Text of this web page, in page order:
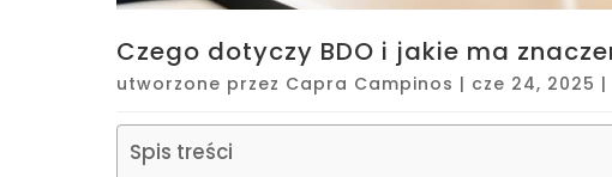
Czego dotyczy BDO i jakie ma
utworzone przez Capra Campinos | cze 24, 2025 |
Spis treści